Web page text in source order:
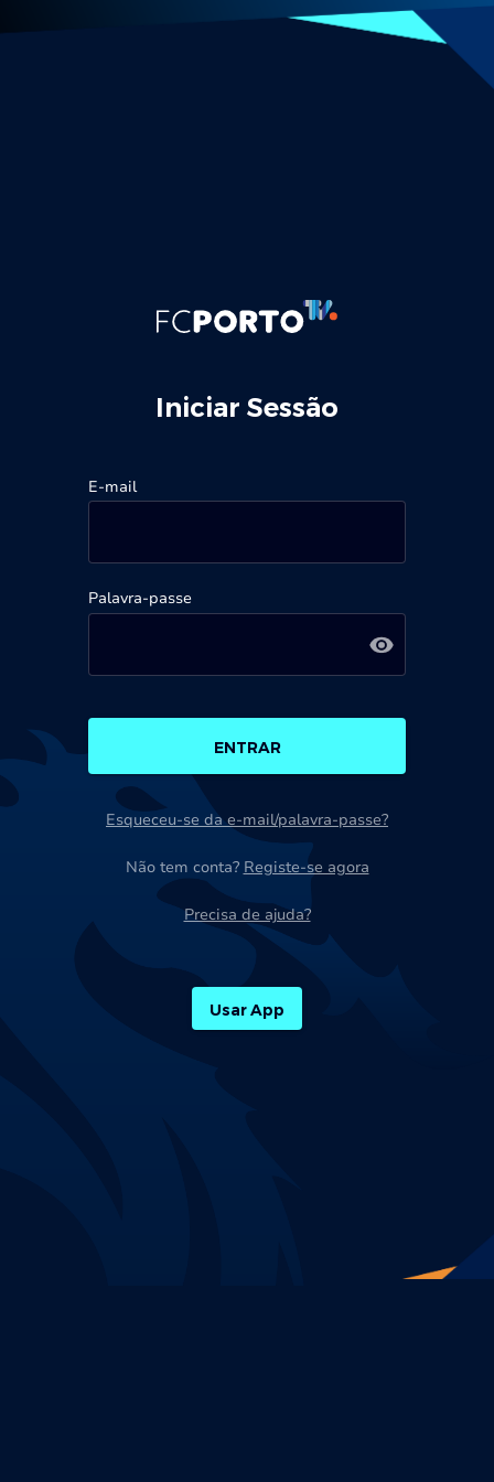
Iniciar Sessão
E-mail
Palavra-passe
ENTRAR
Esqueceu-se da e-mail/palavra-passe?
Não tem conta? Registe-se agora
Precisa de ajuda?
Usar App